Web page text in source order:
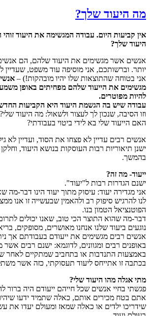
מה היעוד שלך?
אין קביעות היום. עבודה המגשימה את היעוד
היעוד שלך?
אנשים אשר מגשימים את היעוד שלהם, הם
יותר. וברשותכם, אני מוסיפה עוד משפט,
אני בטוחה שהתוצאות שלו יהיו מובהקות!) –
מגשימים את הייעוד שלהם מפחיתים באופן
להיות מפוטרים.
עבודה שיש בה הגשמת היעוד היא הקביעות
וזו הסיבה, שנכון לך לעצור ולשאול: מה היעוד שלי?
האם הייעוד שלי בא לידי ביטוי בעבודתי?
אנשים רבים עדיין לא פצחו את הסוד, ועדיין לא
ישנן תיאוריות רבות העוסקות בנושא היעוד,
בהמשך.
ייעוד- מה זה?
ישנם הגדרות רבות ל"יעוד".
אני מגדירה יעוד: עיסוק מתוך יעוד הינו דבר-מה
לנו להרגיש סיפוק רב ולהאמין שבעשייה זו אנו
הפוטנציאל הטמון בנו.
דבר-מה שהוא התוצר הכי טוב, שאנו יכולים
נוגעים ביעוד שלנו אנחנו מאושרים, מסופקים,
אנשים רבים מגשימים את ייעודם בעבודתם אך
באופנים רבים ומגוונים, לדוגמא: ישנם רבים אשר
באמצעות התנדבות או בתחביב שמתקיים לאחר
בכתבה זו אתייחס ליעוד תעסוקתי, כזה אשר
מתי אגלה מהו היעוד שלי?
פגשתי בחיי אנשים שכל חייהם ייעודם היה ברור
אתם בטח מכירים אותם, כאלה שתמיד ידעו שיהיו
שידריכו ילדים או כאלה שמאז ומעולם יעדו את